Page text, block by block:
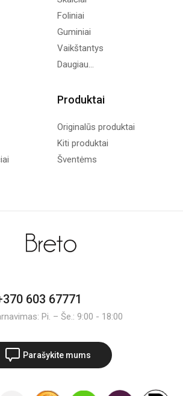
Foliniai
Guminiai
Vaikštantys
Daugiau...
Produktai
Originalūs produktai
Kiti produktai
Šventėms
603 67771
Pi. – Še.: 9:00 - 18:00
Parašykite mums